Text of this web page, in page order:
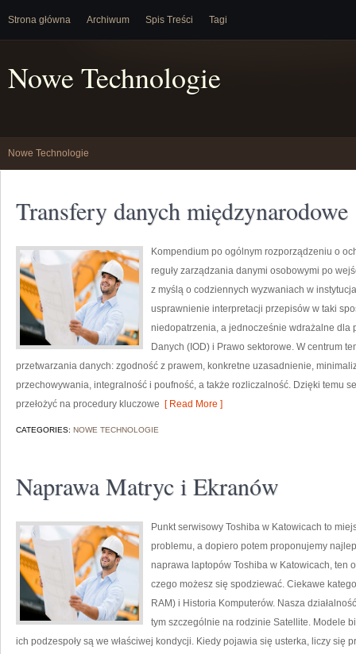
Strona główna Archiwum Spis Treści Tagi
Nowe Technologie
Nowe Technologie
Transfery danych międzynarodowe
Kompendium po ogólnym rozporządzeniu o
reguły zarządzania danymi osobowymi po
z myślą o codziennych wyzwaniach w
usprawnienie interpretacji przepisów w taki
niedopatrzenia, a jednocześnie wdrażalne dla
Danych (IOD) i Prawo sektorowe. W centrum
przetwarzania danych: zgodność z prawem, konkretne uzasadnienie,
przechowywania, integralność i poufność, a także rozliczalność. Dzięki temu
przełożyć na procedury kluczowe [ Read More ]
CATEGORIES: NOWE TECHNOLOGIE
Naprawa Matryc i Ekranów
Punkt serwisowy Toshiba w Katowicach to
problemu, a dopiero potem proponujemy
naprawa laptopów Toshiba w Katowicach, ten
czego możesz się spodziewać. Ciekawe
RAM) i Historia Komputerów. Nasza
tym szczególnie na rodzinie Satellite. Modele
ich podzespoły są we właściwej kondycji. Kiedy pojawia się usterka, liczy się